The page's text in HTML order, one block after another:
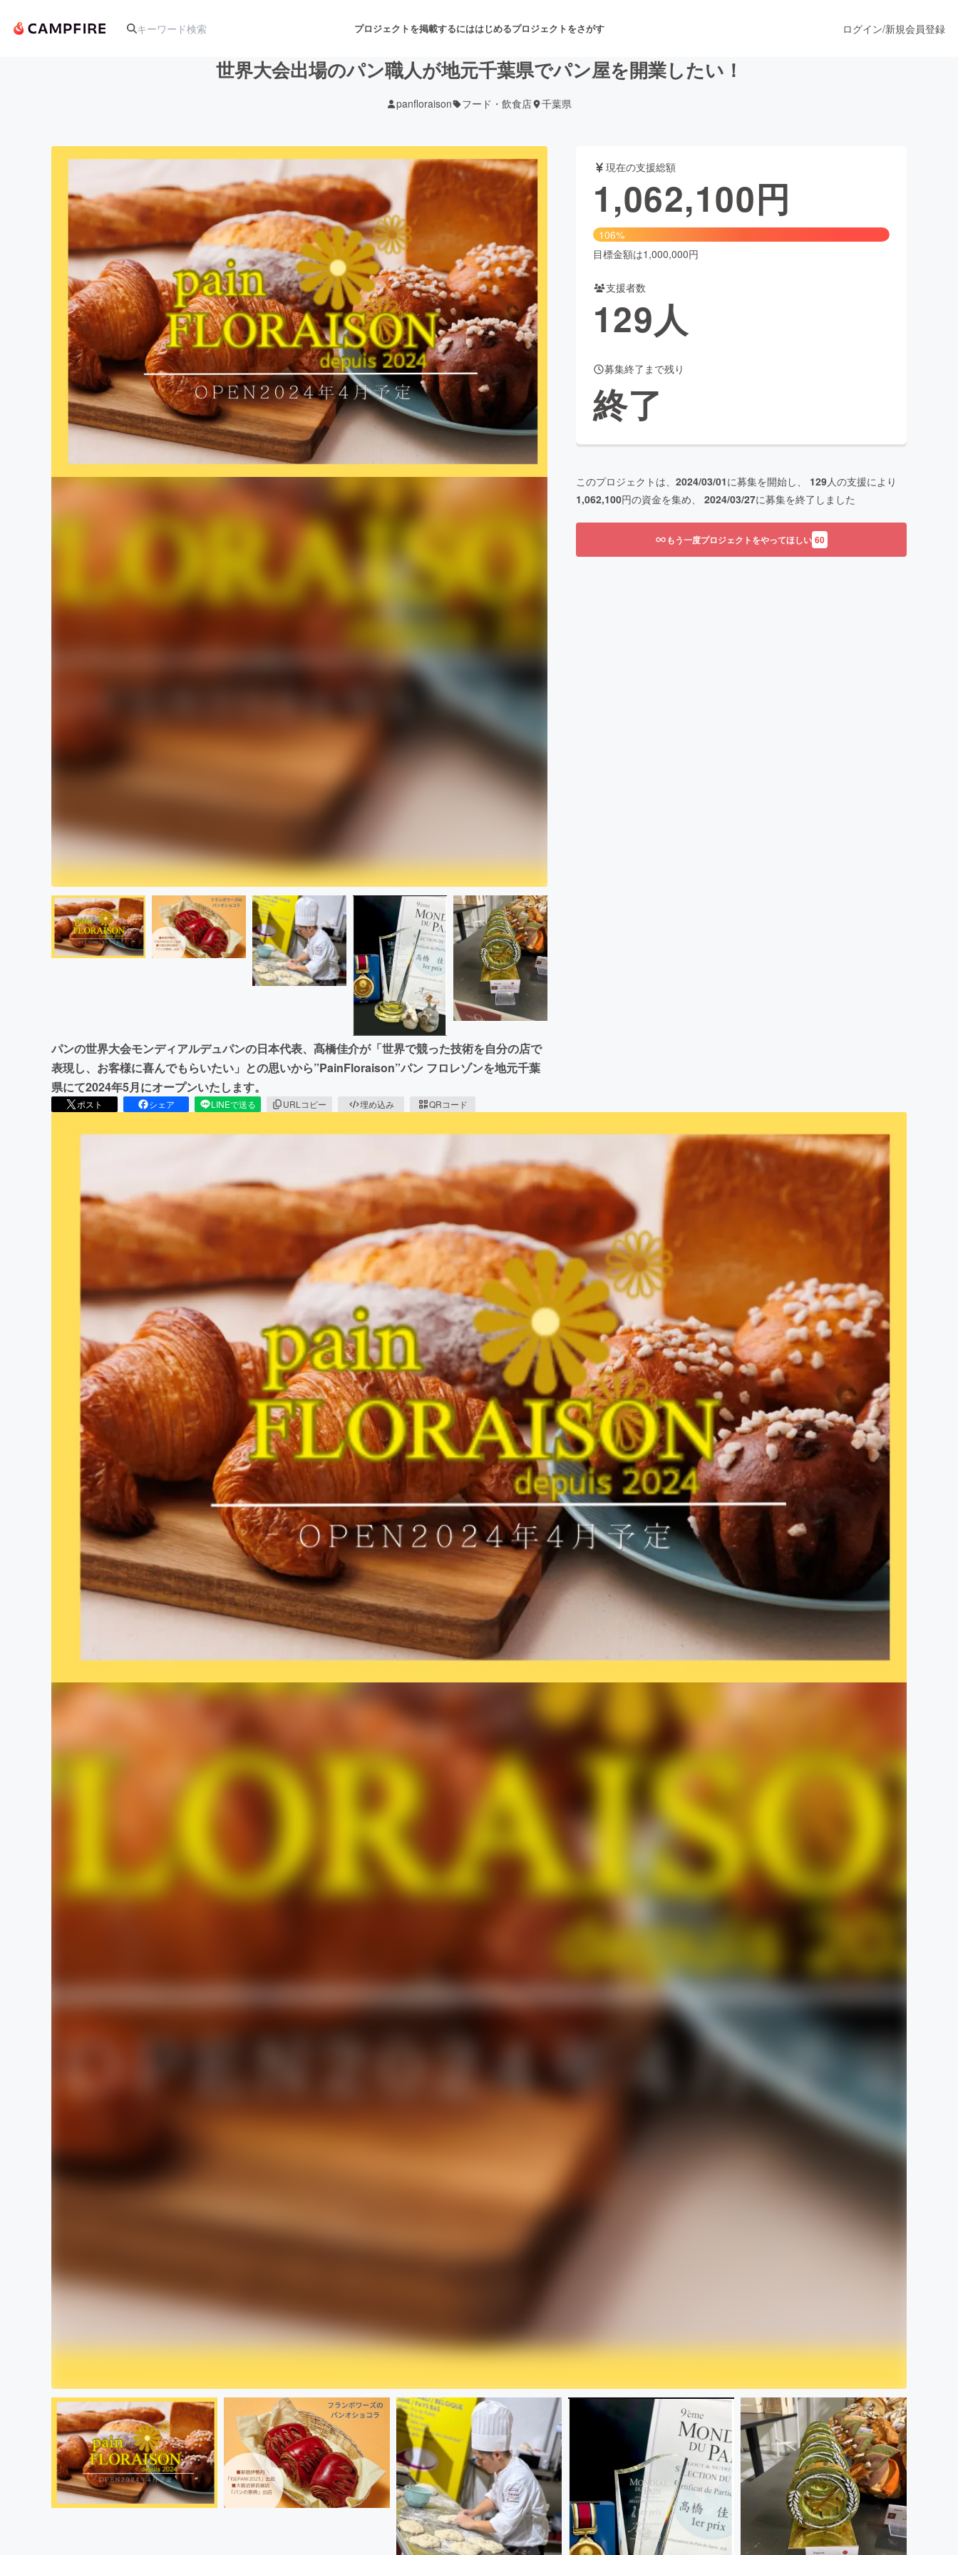
プロジェクトを掲載するにははじめるプロジェクトをさがす
音楽 舞台・パフォーマンス
テクノロジー・ガジェット ゲーム・サービス開発 ファッション
映像・映画 書籍・雑誌出版 アニメ・漫画
ビジネス・起業 チャレンジ ビューティー・ヘルスケア
まちづくり・地域活性化
CAMPFIRE for Social GoodCAMPFIRE Creation
CAMPFIREふるさと納税machi-ya コミュニティ
ログイン/新規会員登録
世界大会出場のパン職人が地元千葉県でパン屋を開業したい！
panfloraison フード・飲食店 千葉県
パンの世界大会モンディアルデュパンの日本代表、髙橋佳介が「世界で競った技術を自分の店で
表現し、お客様に喜んでもらいたい」との思いから”PainFloraison”パン フロレゾンを地元千葉
県にて2024年5月にオープンいたします。
ポスト シェア LINEで送る URLコピー 埋め込み QRコード
現在の支援総額
1,062,100円
106%
目標金額は1,000,000円
支援者数
129人
募集終了まで残り
終了
このプロジェクトは、 2024/03/01に募集を開始し、 129人の支援により
1,062,100円の資金を集め、 2024/03/27に募集を終了しました
もう一度プロジェクトをやってほしい 60